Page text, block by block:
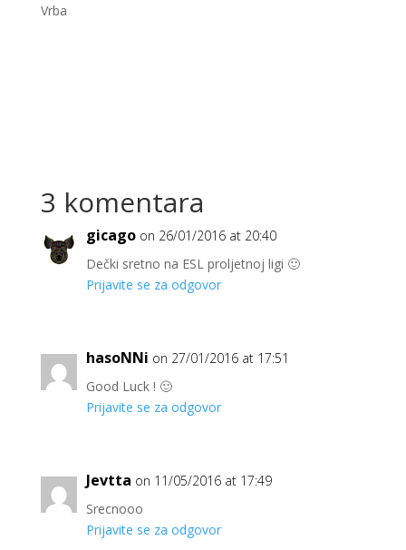
Vrba
3 komentara
gicago on 26/01/2016 at 20:40
Dečki sretno na ESL proljetnoj ligi 🙂
Prijavite se za odgovor
hasoNNi on 27/01/2016 at 17:51
Good Luck ! 🙂
Prijavite se za odgovor
Jevtta on 11/05/2016 at 17:49
Srecnooo
Prijavite se za odgovor